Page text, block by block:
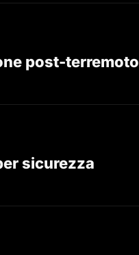
post-terremoto
sicurezza